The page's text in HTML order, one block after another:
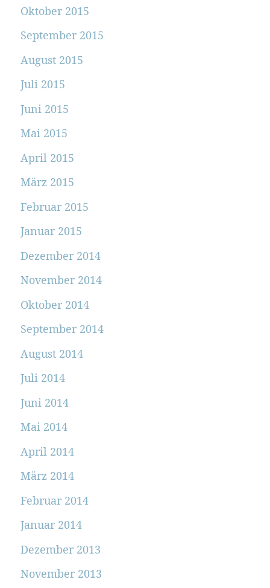
Oktober 2015
September 2015
August 2015
Juli 2015
Juni 2015
Mai 2015
April 2015
März 2015
Februar 2015
Januar 2015
Dezember 2014
November 2014
Oktober 2014
September 2014
August 2014
Juli 2014
Juni 2014
Mai 2014
April 2014
März 2014
Februar 2014
Januar 2014
Dezember 2013
November 2013